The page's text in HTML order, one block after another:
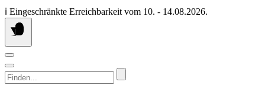
Springen
Sie
zum
ℹ️ Eingeschränkte Erreichbarkeit vom 10. - 14.08.2026.
Finden...